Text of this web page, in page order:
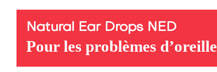
Natural Ear Drops NED
Pour les problèmes d’oreille